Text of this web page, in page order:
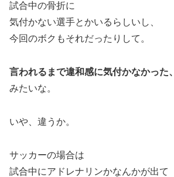
試合中の骨折に
気付かない選手とかいるらしいし、
今回のボクもそれだったりして。
言われるまで違和感に気付かなかった、
みたいな。
いや、違うか。
サッカーの場合は
試合中にアドレナリンかなんかが出て